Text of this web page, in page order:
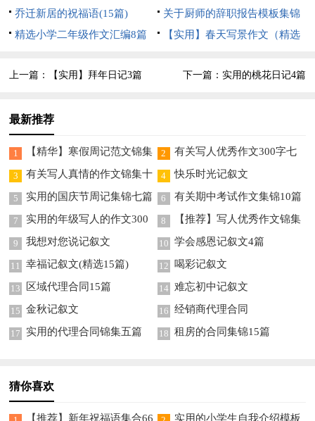
汇编10篇
乔迁新居的祝福语(15篇)
关于厨师的辞职报告模板集锦
五篇
精选小学二年级作文汇编8篇
【实用】春天写景作文（精选
上一篇： 【实用】拜年日记3篇 下一篇： 实用的桃花日记4篇
最新推荐
1
【精华】寒假周记范文锦集
五篇
2
有关写人优秀作文300字七
篇
3
有关写人真情的作文锦集十
篇
4 快乐时光记叙文
5 实用的国庆节周记集锦七篇 6 有关期中考试作文集锦10篇
7
实用的年级写人的作文300
字锦集10篇
8
【推荐】写人优秀作文锦集
九篇
9 我想对您说记叙文 10 学会感恩记叙文4篇
11 幸福记叙文(精选15篇) 12 喝彩记叙文
13 区域代理合同15篇 14 难忘初中记叙文
15 金秋记叙文 16 经销商代理合同
17 实用的代理合同锦集五篇 18 租房的合同集锦15篇
猜你喜欢
【推荐】新年祝福语集合66 实用的小学生自我介绍模板